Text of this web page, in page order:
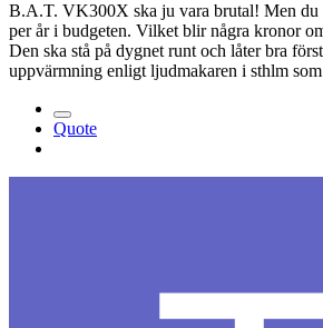
B.A.T. VK300X ska ju vara brutal! Men du
per år i budgeten. Vilket blir några kronor
Den ska stå på dygnet runt och låter bra
uppvärmning enligt ljudmakaren i sthlm som
Quote